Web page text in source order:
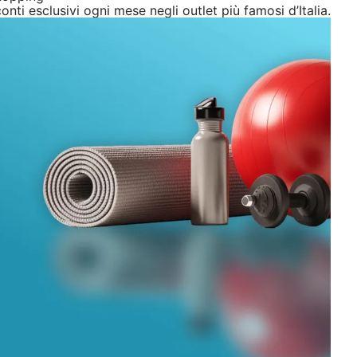
esclusivi ogni mese negli outlet più famosi d’Italia.